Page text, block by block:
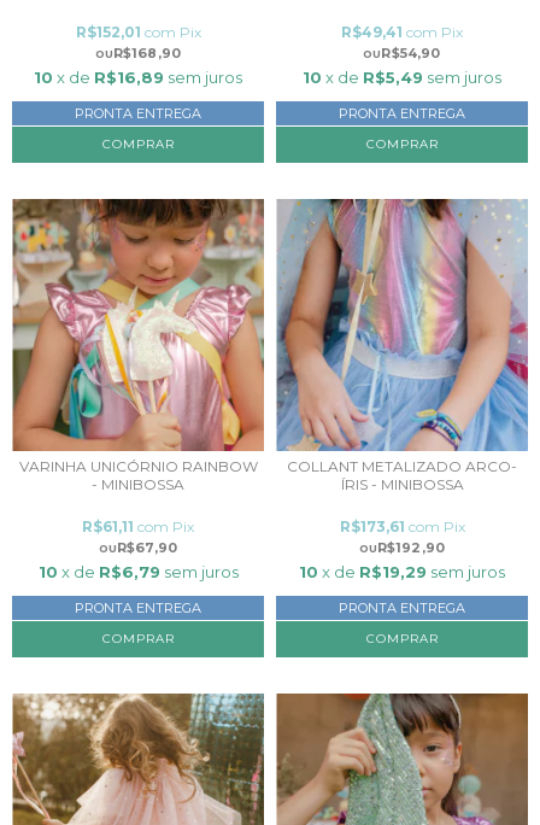
R$168,90
R$152,01 com Pix
10 x de R$16,89 sem juros
PRONTA ENTREGA
R$54,90
R$49,41 com Pix
10 x de R$5,49 sem juros
PRONTA ENTREGA
COMPRAR
VARINHA UNICÓRNIO RAINBOW
- MINIBOSSA
R$67,90
R$61,11 com Pix
10 x de R$6,79 sem juros
PRONTA ENTREGA
COLLANT METALIZADO ARCO-
ÍRIS - MINIBOSSA
R$192,90
R$173,61 com Pix
10 x de R$19,29 sem juros
PRONTA ENTREGA
COMPRAR